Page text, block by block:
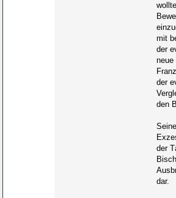
mit
der
neue
der
den
der
dar.